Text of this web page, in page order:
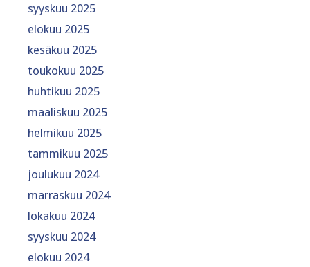
syyskuu 2025
elokuu 2025
kesäkuu 2025
toukokuu 2025
huhtikuu 2025
maaliskuu 2025
helmikuu 2025
tammikuu 2025
joulukuu 2024
marraskuu 2024
lokakuu 2024
syyskuu 2024
elokuu 2024